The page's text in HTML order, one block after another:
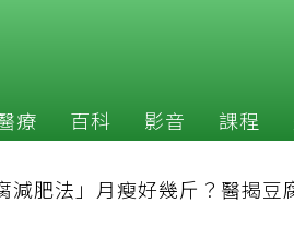
療 百科 影音 課程
減肥法」月瘦好幾斤？醫揭